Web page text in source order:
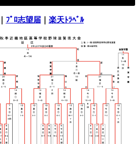
ﾌﾟﾛ志望届｜ 楽天ﾄﾗﾍﾞﾙ